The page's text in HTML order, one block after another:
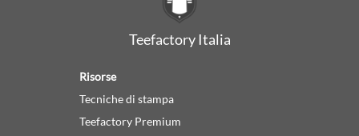
Teefactory Italia
Risorse
Tecniche di stampa
Teefactory Premium